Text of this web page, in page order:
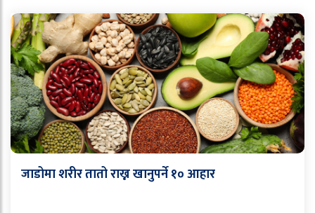
जाडोमा शरीर तातो राख्न खानुपर्ने १० आहार